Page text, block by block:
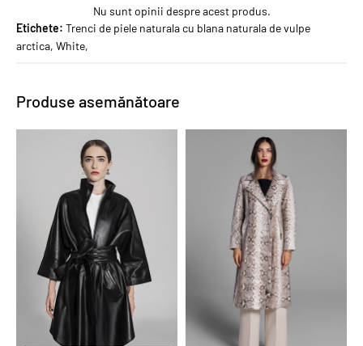
Nu sunt opinii despre acest produs.
Etichete: Trenci de piele naturala cu blana naturala de vulpe
arctica, White,
Produse asemănătoare